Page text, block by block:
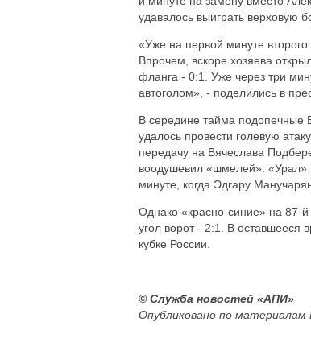
удавалось выиграть верховую
«Уже на первой минуте
Впрочем, вскоре хозяева
фланга - 0:1. Уже через три
автоголом», - поделились в
В середине тайма подопечные
удалось провести голевую
передачу на Вячеслава
воодушевил «шмелей». «Урал»
минуте, когда Эдгару
Однако «красно-синие» на 87-
угол ворот - 2:1. В оставшееся
кубке России.
© Служба новостей «АПИ»
Опубликовано по материалам